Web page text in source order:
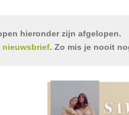
hieronder zijn afgelopen.
nieuwsbrief. Zo mis je nooit